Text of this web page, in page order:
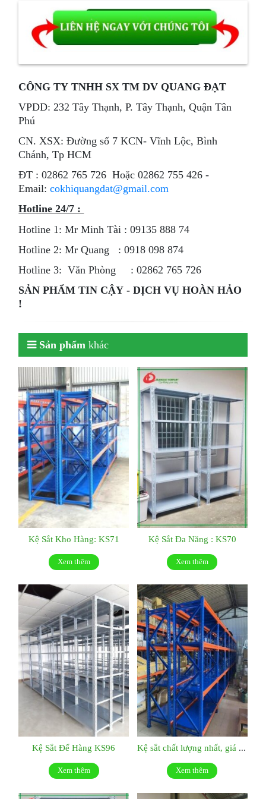
CÔNG TY TNHH SX TM DV QUANG ĐẠT
VPDD: 232 Tây Thạnh, P. Tây Thạnh, Quận Tân
Phú
CN. XSX: Đường số 7 KCN- Vĩnh Lộc, Bình
Chánh, Tp HCM
ÐT : 02862 765 726 Hoặc 02862 755 426 -
Email:cokhiquangdat@gmail.com
Hotline 24/7 :
Hotline 1: Mr Minh Tài : 09135 888 74
Hotline 2: Mr Quang : 0918 098 874
Hotline 3: Văn Phòng : 02862 765 726
SẢN PHẨM TIN CẬY - DỊCH VỤ HOÀN HẢO
!
Sản phẩm khác
Kệ Sắt Kho Hàng: KS71
Xem thêm
Kệ Sắt Đa Năng : KS70
Xem thêm
Kệ Sắt Để Hàng KS96
Xem thêm
Kệ sắt chất lượng nhất, giá tốt nhất:KS048
Xem thêm